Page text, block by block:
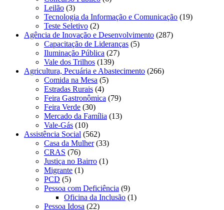
Leilão (3)
Tecnologia da Informação e Comunicação (19)
Teste Seletivo (2)
Agência de Inovação e Desenvolvimento (287)
Capacitação de Lideranças (5)
Iluminação Pública (27)
Vale dos Trilhos (139)
Agricultura, Pecuária e Abastecimento (266)
Comida na Mesa (5)
Estradas Rurais (4)
Feira Gastronômica (79)
Feira Verde (30)
Mercado da Família (13)
Vale-Gás (10)
Assistência Social (562)
Casa da Mulher(33)
CRAS (76)
Justiça no Bairro (1)
Migrante (1)
PCD (5)
Pessoa com Deficiência (9)
Oficina da Inclusão (1)
Pessoa Idosa (22)